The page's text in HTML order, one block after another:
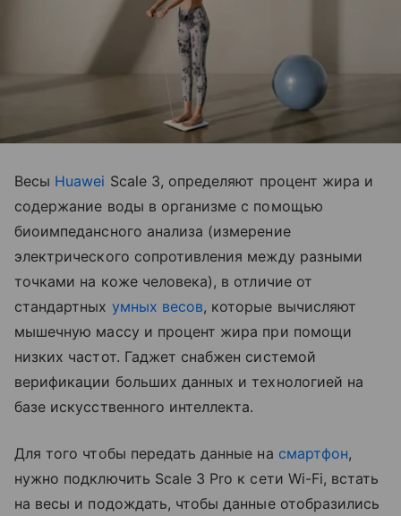
Весы Huawei Scale 3, определяют процент жира и
содержание воды в организме с помощью
биоимпедансного анализа (измерение
электрического сопротивления между разными
точками на коже человека), в отличие от
стандартных умных весов, которые вычисляют
мышечную массу и процент жира при помощи
низких частот. Гаджет снабжен системой
верификации больших данных и технологией на
базе искусственного интеллекта.
Для того чтобы передать данные на смартфон,
нужно подключить Scale 3 Pro к сети Wi-Fi, встать
на весы и подождать, чтобы данные отобразились